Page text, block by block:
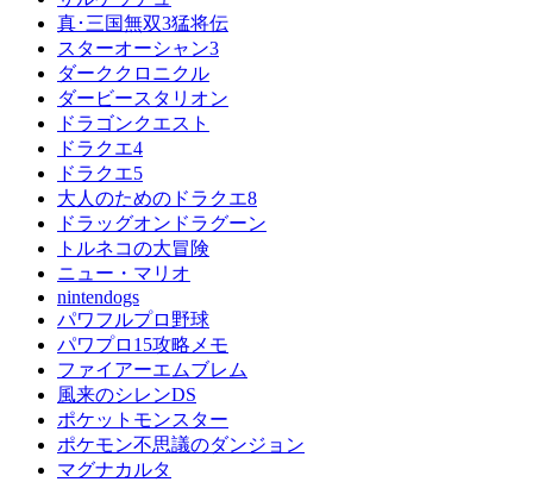
真･三国無双3猛将伝
スターオーシャン3
ダーククロニクル
ダービースタリオン
ドラゴンクエスト
ドラクエ4
ドラクエ5
大人のためのドラクエ8
ドラッグオンドラグーン
トルネコの大冒険
ニュー・マリオ
nintendogs
パワフルプロ野球
パワプロ15攻略メモ
ファイアーエムブレム
風来のシレンDS
ポケットモンスター
ポケモン不思議のダンジョン
マグナカルタ